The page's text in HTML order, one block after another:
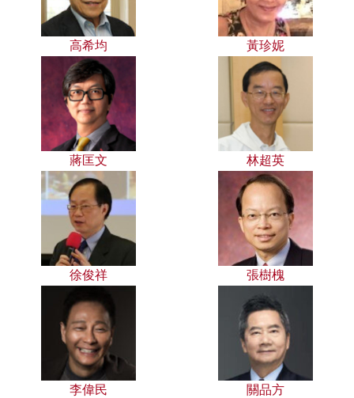
高希均 黃珍妮
蔣匡文 林超英
徐俊祥 張樹槐
李偉民 關品方